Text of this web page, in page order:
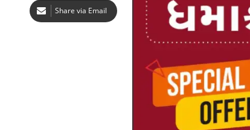
Share via Email